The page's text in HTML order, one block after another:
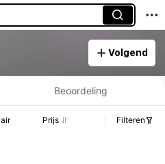
Volgend
Verkoop- en Voorraadgegevens.
Beoordeling
Prijs Filteren